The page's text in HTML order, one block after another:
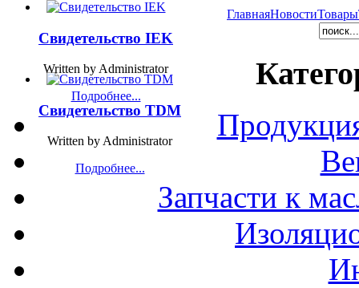
ГлавнаяНовостиТовары
Запчасти к
Свидетельство IEK
Written by Administrator
Подробнее...
Свидетельство TDM
Written by Administrator
Подробнее...